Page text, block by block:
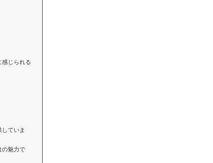
感じられる
ていま
の魅力で